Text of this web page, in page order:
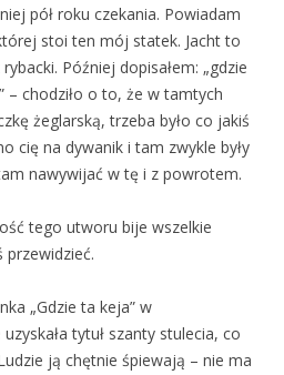
pół roku czekania. Powiadam
stoi ten mój statek. Jacht to
Później dopisałem: „gdzie
– chodziło o to, że w tamtych
żeglarską, trzeba było co jakiś
cię na dywanik i tam zwykle były
nawywijać w tę i z powrotem.
tego utworu bije wszelkie
przewidzieć.
„Gdzie ta keja” w
tytuł szanty stulecia, co
ją chętnie śpiewają – nie ma